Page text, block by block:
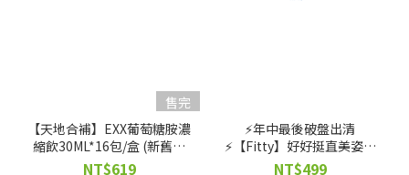
售完
【天地合補】EXX葡萄糖胺濃
縮飲30ML*16包/盒 (新舊包
裝隨機出貨)
NT$619
⚡️年中最後破盤出清
⚡️【Fitty】好好挺直美姿衣
－背心款（剩 黑色/膚色 XL,
NT$499